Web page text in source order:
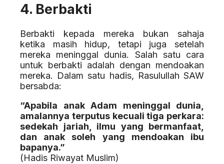
4. Berbakti
Berbakti kepada mereka bukan sahaja
ketika masih hidup, tetapi juga setelah
mereka meninggal dunia. Salah satu cara
untuk berbakti adalah dengan mendoakan
mereka. Dalam satu hadis, Rasulullah SAW
bersabda:
“Apabila anak Adam meninggal dunia,
amalannya terputus kecuali tiga perkara:
sedekah jariah, ilmu yang bermanfaat,
dan anak soleh yang mendoakan ibu
bapanya.”
(Hadis Riwayat Muslim)